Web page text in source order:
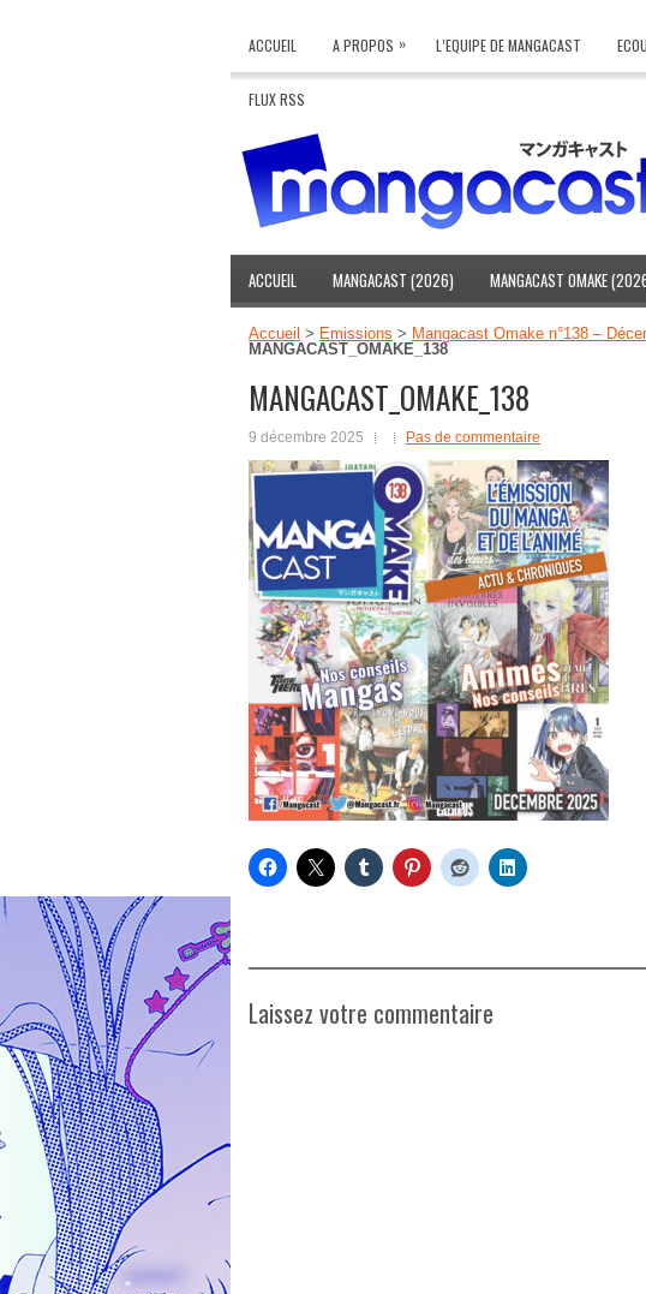
ACCUEIL A PROPOS » L’EQUIPE DE MANGACAST
FLUX RSS
ACCUEIL MANGACAST (2026) MANGACAST OMAKE
Accueil > Emissions > Mangacast Omake n°138 –
MANGACAST_OMAKE_138
MANGACAST_OMAKE_138
9 décembre 2025 Pas de commentaire
Laissez votre commentaire